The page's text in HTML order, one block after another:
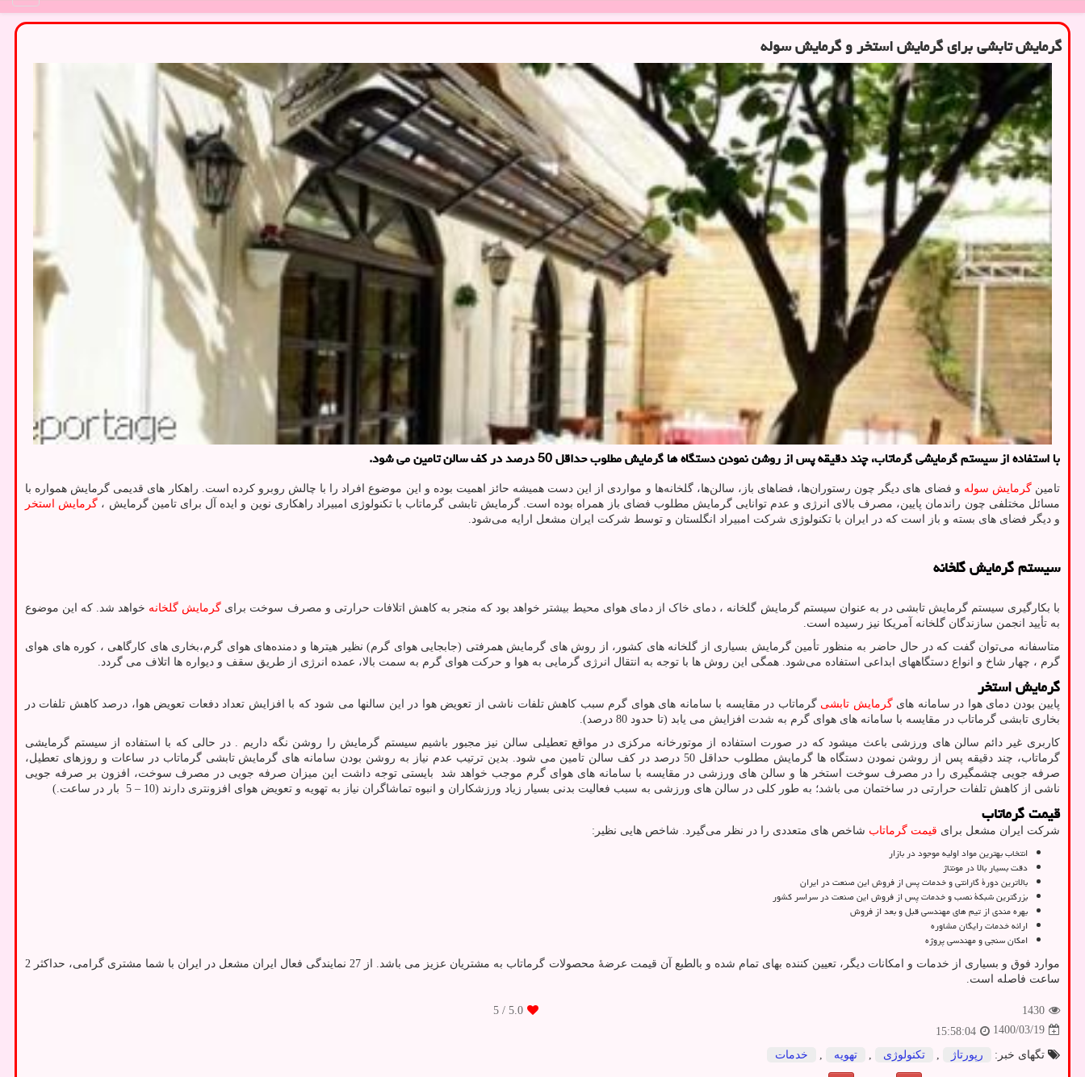
گرمایش تابشی برای گرمایش استخر و گرمایش سوله
با استفاده از سیستم گرمایشی گرماتاب، چند دقیقه پس از روشن نمودن دستگاه ها گرمایش مطلوب حداقل 50 درصد در كف سالن تامین می شود.
تامینگرمایش سوله و فضای های دیگر چون رستوران‌ها، فضاهای باز، سالن‌ها، گلخانه‌ها و مواردی از این دست همیشه حائز اهمیت بوده و این موضوع افراد را با چالش روبرو کرده است. راهکار های قدیمی گرمایش همواره با
مسائل مختلفی چون راندمان پایین، مصرف بالای انرژی و عدم توانایی گرمایش مطلوب فضای باز همراه بوده است. گرمایش تابشی گرماتاب با تکنولوژی امبیراد راهکاری نوین و ایده آل برای تامین گرمایش ، گرمایش استخر
و دیگر فضای های بسته و باز است که در ایران با تکنولوژی شرکت امبیراد انگلستان و توسط شرکت ایران مشعل ارایه می‌شود.
سیستم گرمایش گلخانه
با بکارگیری سیستم گرمایش تابشی در به عنوان سیستم گرمایش گلخانه ، دمای خاک از دمای هوای محیط بیشتر خواهد بود که منجر به کاهش اتلافات حرارتی و مصرف سوخت برای گرمایش گلخانه خواهد شد. که این موضوع
به تأیید انجمن سازندگان گلخانه آمریکا نیز رسیده است.
متاسفانه می‌توان گفت كه در حال حاضر به منظور تأمین گرمایش بسیاری از گلخانه های كشور، از روش های گرمایش همرفتی (جابجایی هوای گرم) نظیر هیترها و دمنده‌های هوای گرم،بخاری های كارگاهی ، كوره های هوای
گرم ، چهار شاخ و انواع دستگاههای ابداعی استفاده می‌شود. همگی این روش ها با توجه به انتقال انرژی گرمایی به هوا و حركت هوای گرم به سمت بالا، عمده انرژی از طریق سقف و دیواره ها اتلاف می گردد.
گرمایش استخر
پایین بودن دمای هوا در سامانه هایگرمایش تابشی گرماتاب در مقایسه با سامانه های هوای گرم سبب کاهش تلفات ناشی از تعویض هوا در این سالنها می شود که با افزایش تعداد دفعات تعویض هوا، درصد کاهش تلفات در
بخاری تابشی گرماتاب در مقایسه با سامانه های هوای گرم به شدت افزایش می یابد (تا حدود 80 درصد).
کاربری غیر دائم سالن های ورزشی باعث میشود که در صورت استفاده از موتورخانه مرکزی در مواقع تعطیلی سالن نیز مجبور باشیم سیستم گرمایش را روشن نگه داریم . در حالی که با استفاده از سیستم گرمایشی
گرماتاب، چند دقیقه پس از روشن نمودن دستگاه ها گرمایش مطلوب حداقل 50 درصد در کف سالن تامین می شود. بدین ترتیب عدم نیاز به روشن بودن سامانه های گرمایش تابشی گرماتاب در ساعات و روزهای تعطیل،
صرفه جویی چشمگیری را در مصرف سوخت استخر ها و سالن های ورزشی در مقایسه با سامانه های هوای گرم موجب خواهد شد بایستی توجه داشت این میزان صرفه جویی در مصرف سوخت، افزون بر صرفه جویی
ناشی از کاهش تلفات حرارتی در ساختمان می باشد؛ به طور کلی در سالن های ورزشی به سبب فعالیت بدنی بسیار زیاد ورزشکاران و انبوه تماشاگران نیاز به تهویه و تعویض هوای افزونتری دارند (10 – 5 بار در ساعت.)
قیمت گرماتاب
شرکت ایران مشعل برای قیمت گرماتاب شاخص های متعددی را در نظر می‌گیرد. شاخص هایی نظیر:
انتخاب بهترین مواد اولیه موجود در بازار
دقت بسیار بالا در مونتاژ
بالاترین دورۀ گارانتی و خدمات پس از فروش این صنعت در ایران
بزرگترین شبکۀ نصب و خدمات پس از فروش این صنعت در سراسر کشور
بهره مندی از تیم های مهندسی قبل و بعد از فروش
ارائه خدمات رایگان مشاوره
امکان سنجی و مهندسی پروژه
موارد فوق و بسیاری از خدمات و امکانات دیگر، تعیین کننده بهای تمام شده و بالطبع آن قیمت عرضۀ محصولات گرماتاب به مشتریان عزیز می باشد. از 27 نمایندگی فعال ایران مشعل در ایران با شما مشتری گرامی، حداکثر 2
ساعت فاصله است.
1430
5.0
/ 5
1400/03/19
15:58:04
تگهای خبر:
رپورتاژ تكنولوژی تهویه خدمات